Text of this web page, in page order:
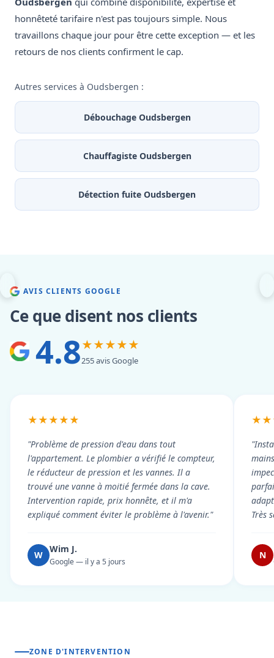
honnêteté tarifaire n'est pas toujours simple. Nous
travaillons chaque jour pour être cette exception — et les
retours de nos clients confirment le cap.
Autres services à Oudsbergen :
Débouchage Oudsbergen
Chauffagiste Oudsbergen
Détection fuite Oudsbergen
AVIS CLIENTS GOOGLE
Ce que disent nos clients
4.8★★★★★
255 avis Google
★★★★★
"Problème de pression d'eau dans tout
l'appartement. Le plombier a vérifié le compteur,
le réducteur de pression et les vannes. Il a
trouvé une vanne à moitié fermée dans la cave.
Intervention rapide, prix honnête, et il m'a
expliqué comment éviter le problème à l'avenir."
W
Wim J.
Google — il y a 5 jours
Très
N
ZONE D'INTERVENTION